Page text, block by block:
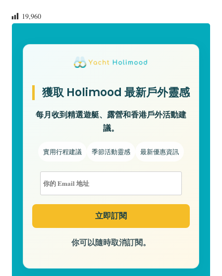
19,960
獲取 Holimood 最新戶外靈感
每月收到精選遊艇、露營和香港戶外活動建
議。
實用行程建議 季節活動靈感 最新優惠資訊
你可以隨時取消訂閱。